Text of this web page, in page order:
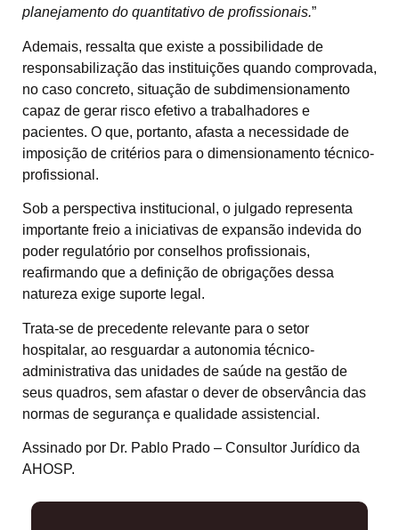
planejamento do quantitativo de profissionais.”
Ademais, ressalta que existe a possibilidade de
responsabilização das instituições quando comprovada,
no caso concreto, situação de subdimensionamento
capaz de gerar risco efetivo a trabalhadores e
pacientes. O que, portanto, afasta a necessidade de
imposição de critérios para o dimensionamento técnico-
profissional.
Sob a perspectiva institucional, o julgado representa
importante freio a iniciativas de expansão indevida do
poder regulatório por conselhos profissionais,
reafirmando que a definição de obrigações dessa
natureza exige suporte legal.
Trata-se de precedente relevante para o setor
hospitalar, ao resguardar a autonomia técnico-
administrativa das unidades de saúde na gestão de
seus quadros, sem afastar o dever de observância das
normas de segurança e qualidade assistencial.
Assinado por Dr. Pablo Prado – Consultor Jurídico da
AHOSP.